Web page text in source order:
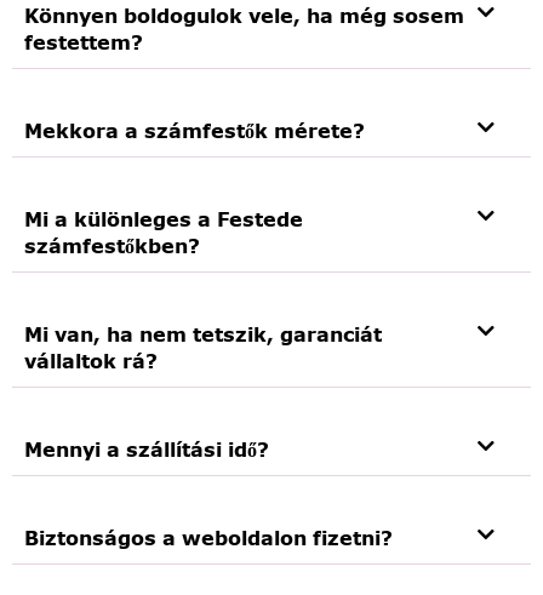
Könnyen boldogulok vele, ha még sosem
festettem?
Mekkora a számfestők mérete?
Mi a különleges a Festede
számfestőkben?
Mi van, ha nem tetszik, garanciát
vállaltok rá?
Mennyi a szállítási idő?
Biztonságos a weboldalon fizetni?